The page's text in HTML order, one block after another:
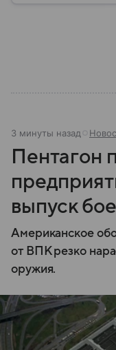
3 минуты назад
Пентагон
выпуск
Американское
от ВПК резко
оружия.